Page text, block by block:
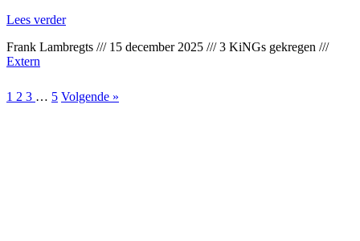
Lees verder
Frank Lambregts /// 15 december 2025 ///3 KiNGs gekregen ///
Extern
1 2 3 … 5 Volgende »